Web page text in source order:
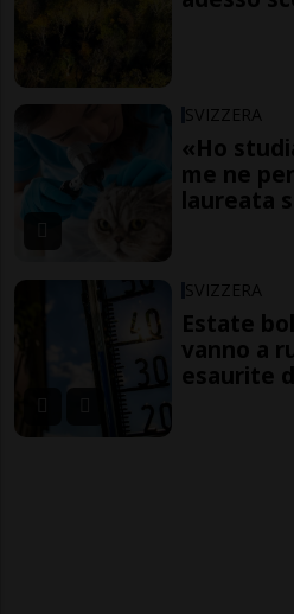
SVIZZERA
«Ho
me ne
laureata
SVIZZERA
Estate
vanno a
esaurite